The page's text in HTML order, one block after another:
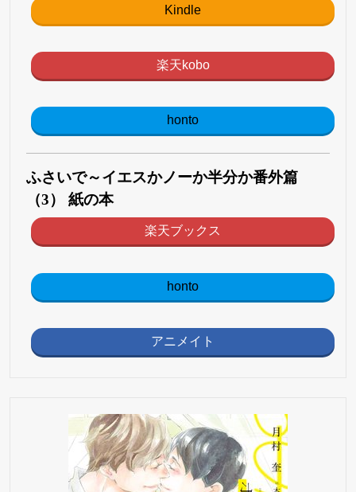
Kindle
楽天kobo
honto
ふさいで～イエスかノーか半分か番外篇
（3） 紙の本
楽天ブックス
honto
アニメイト